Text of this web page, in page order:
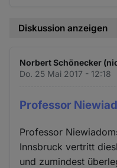
Diskussion anzeigen
Norbert Schönecker
Do. 25 Mai 2017 - 12:18
Professor
Professor
Innsbruck vertritt
und zumindest